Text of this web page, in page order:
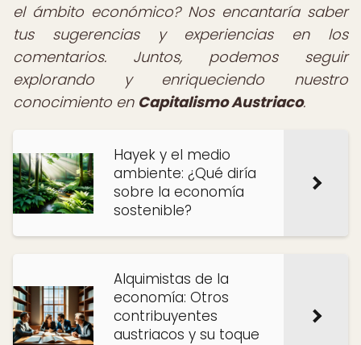
el ámbito económico? Nos encantaría saber
tus sugerencias y experiencias en los
comentarios. Juntos, podemos seguir
explorando y enriqueciendo nuestro
conocimiento en Capitalismo Austriaco.
Hayek y el medio
ambiente: ¿Qué diría
sobre la economía
sostenible?
Alquimistas de la
economía: Otros
contribuyentes
austriacos y su toque